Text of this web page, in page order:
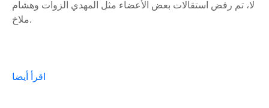
لا، تم رفض استقالات بعض الأعضاء مثل المهدي الزوات وهشام
ملاخ.
اقرأ أيضا